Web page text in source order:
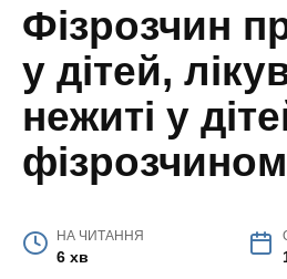
Фізрозчин
у дітей,
нежиті у
фізрозчином
НА ЧИТАННЯ
6 хв